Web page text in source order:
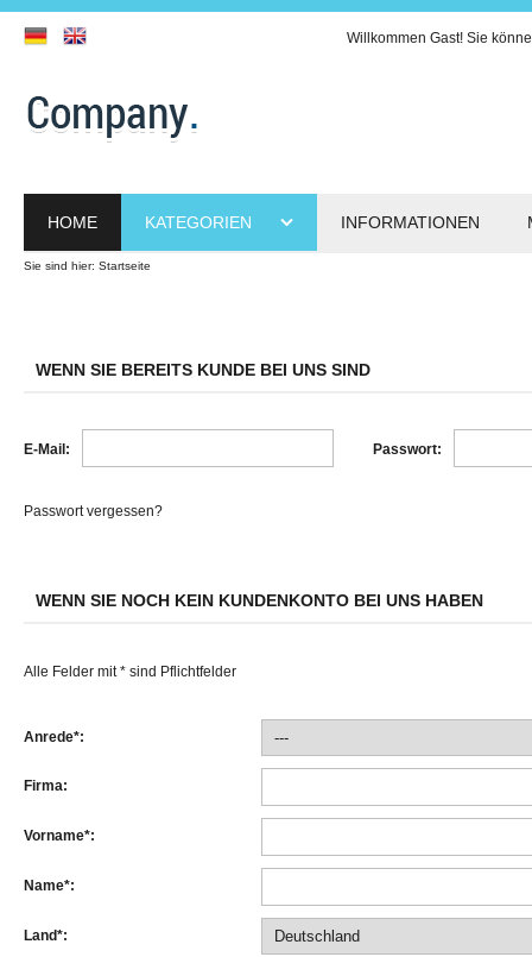
Willkommen Gast! Sie
HOME KATEGORIEN INFORMATIONEN
Sie sind hier: Startseite
WENN SIE BEREITS KUNDE BEI UNS SIND
E-Mail: Passwort:
Passwort vergessen?
WENN SIE NOCH KEIN KUNDENKONTO BEI UNS HABEN
Alle Felder mit * sind Pflichtfelder
Anrede*:
Firma:
Vorname*:
Name*:
Land*: